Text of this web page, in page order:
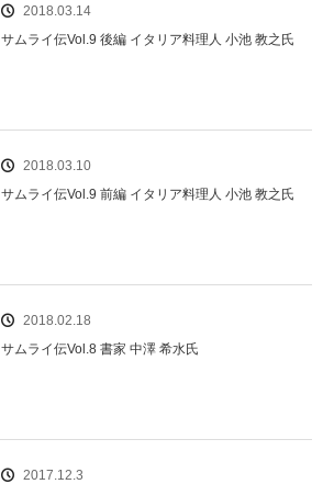
2018.03.14
サムライ伝Vol.9 後編 イタリア料理人 小池 教之氏
2018.03.10
サムライ伝Vol.9 前編 イタリア料理人 小池 教之氏
2018.02.18
サムライ伝Vol.8 書家 中澤 希水氏
2017.12.3